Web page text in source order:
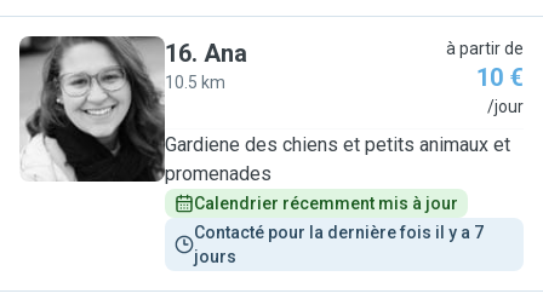
A
16. Ana
10.5 km
à partir de
10 €
/jour
Gardiene des chiens et petits animaux et
promenades
Calendrier récemment mis à jour
Contacté pour la dernière fois il y a 7
jours